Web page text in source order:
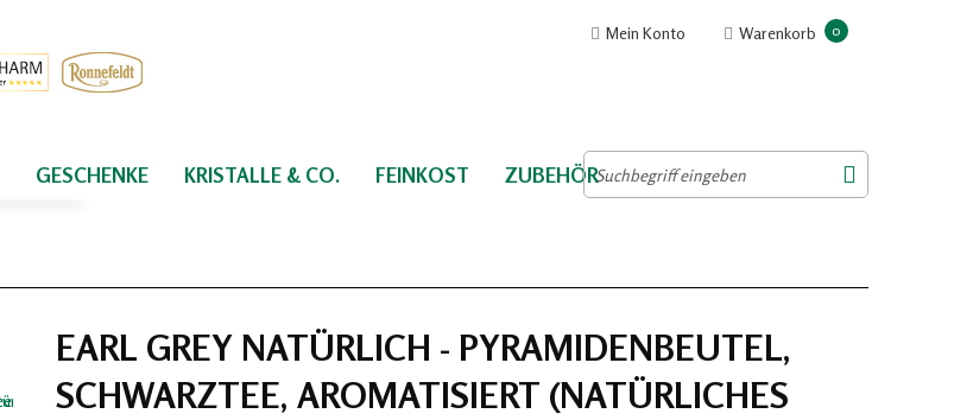
Warenkorb 0
Mein Konto
GESCHENKE KRISTALLE & CO. FEINKOST ZUBEHÖR
EARL GREY NATÜRLICH - PYRAMIDENBEUTEL,
SCHWARZTEE, AROMATISIERT (NATÜRLICHES